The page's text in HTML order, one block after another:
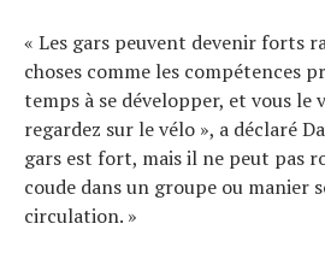
« Les gars peuvent devenir forts
choses comme les compétences
temps à se développer, et vous le
regardez sur le vélo », a déclaré
gars est fort, mais il ne peut pas
coude dans un groupe ou manier
circulation. »